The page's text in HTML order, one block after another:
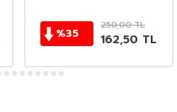
%35
250,00TL
162,50 TL